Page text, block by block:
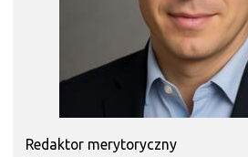
Redaktor merytoryczny